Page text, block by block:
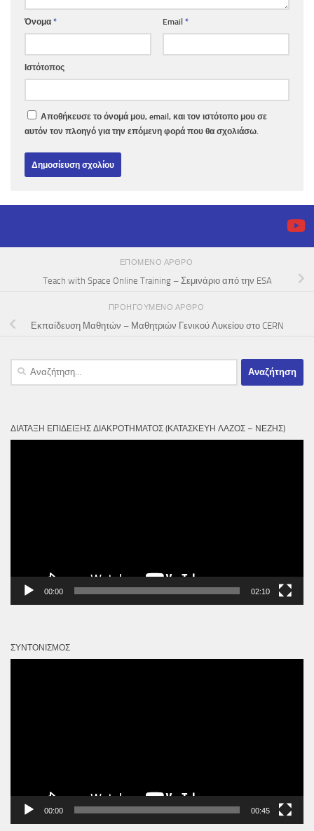
Όνομα * Email *
Ιστότοπος
Αποθήκευσε το όνομά μου, email, και τον ιστότοπο μου σε
αυτόν τον πλοηγό για την επόμενη φορά που θα σχολιάσω.
ΕΠΌΜΕΝΟ ΆΡΘΡΟ
Teach with Space Online Training – Σεμινάριο από την ESA
ΠΡΟΗΓΟΎΜΕΝΟ ΆΡΘΡΟ
Εκπαίδευση Μαθητών – Μαθητριών Γενικού Λυκείου στο CERN
Αναζήτηση
ΔΙΆΤΑΞΗ ΕΠΊΔΕΙΞΗΣ ΔΙΑΚΡΟΤΉΜΑΤΟΣ (ΚΑΤΑΣΚΕΥΉ ΛΆΖΟΣ – ΝΈΖΗΣ)
00:00 02:10
ΣΥΝΤΟΝΙΣΜΌΣ
00:00 00:45